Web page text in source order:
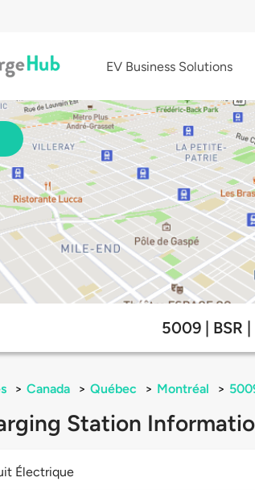
EV Business Solutions
5009 | BSR
> Canada > Québec > Montréal >
Station
Électrique